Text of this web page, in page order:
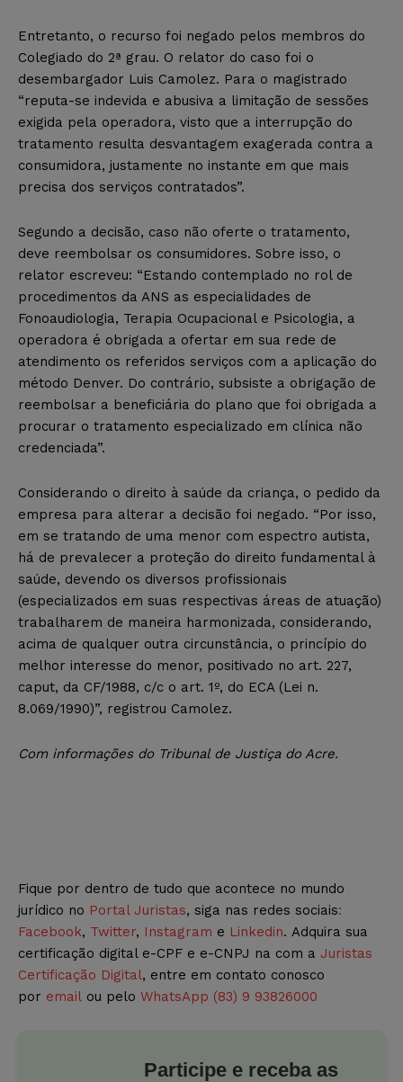
Entretanto, o recurso foi negado pelos membros do
Colegiado do 2ª grau. O relator do caso foi o
desembargador Luis Camolez. Para o magistrado
“reputa-se indevida e abusiva a limitação de sessões
exigida pela operadora, visto que a interrupção do
tratamento resulta desvantagem exagerada contra a
consumidora, justamente no instante em que mais
precisa dos serviços contratados”.
Segundo a decisão, caso não oferte o tratamento,
deve reembolsar os consumidores. Sobre isso, o
relator escreveu: “Estando contemplado no rol de
procedimentos da ANS as especialidades de
Fonoaudiologia, Terapia Ocupacional e Psicologia, a
operadora é obrigada a ofertar em sua rede de
atendimento os referidos serviços com a aplicação do
método Denver. Do contrário, subsiste a obrigação de
reembolsar a beneficiária do plano que foi obrigada a
procurar o tratamento especializado em clínica não
credenciada”.
Considerando o direito à saúde da criança, o pedido da
empresa para alterar a decisão foi negado. “Por isso,
em se tratando de uma menor com espectro autista,
há de prevalecer a proteção do direito fundamental à
saúde, devendo os diversos profissionais
(especializados em suas respectivas áreas de atuação)
trabalharem de maneira harmonizada, considerando,
acima de qualquer outra circunstância, o princípio do
melhor interesse do menor, positivado no art. 227,
caput, da CF/1988, c/c o art. 1º, do ECA (Lei n.
8.069/1990)”, registrou Camolez.
Com informações do Tribunal de Justiça do Acre.
Fique por dentro de tudo que acontece no mundo
jurídico no Portal Juristas, siga nas redes sociais:
Facebook, Twitter, Instagram e Linkedin. Adquira sua
certificação digital e-CPF e e-CNPJ na com a Juristas
Certificação Digital, entre em contato conosco
por email ou pelo WhatsApp (83) 9 93826000
Participe e receba as